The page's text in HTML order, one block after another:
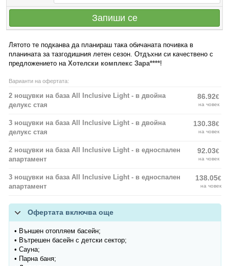
Запиши се
Лятото те подканва да планираш така обичаната почивка в
планината за тазгодишния летен сезон. Отдъхни си качествено с
предложението на Хотелски комплекс Зара****!
Варианти на офертата:
2 нощувки на база All Inclusive Light - в двойна
делукс стая
86.92€
на човек
3 нощувки на база All Inclusive Light - в двойна
делукс стая
130.38€
на човек
2 нощувки на база All Inclusive Light - в едноспален
апартамент
92.03€
на човек
3 нощувки на база All Inclusive Light - в едноспален
апартамент
138.05€
на човек
Офертата включва още
• Външен отопляем басейн;
• Вътрешен басейн с детски сектор;
• Сауна;
• Парна баня;